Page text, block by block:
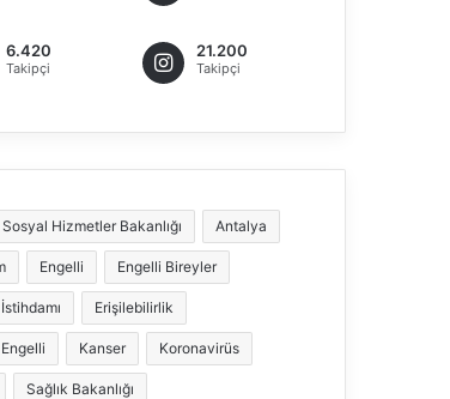
6.420
Takipçi
21.200
Takipçi
Hizmetler Bakanlığı Antalya
Engelli Engelli Bireyler
Erişilebilirlik
Kanser Koronavirüs
Sağlık Bakanlığı